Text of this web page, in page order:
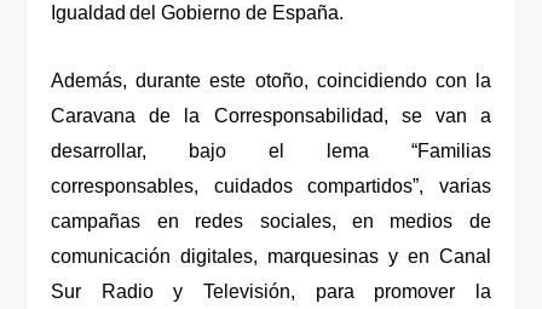
Igualdad del Gobierno de España.
Además, durante este otoño, coincidiendo con la
Caravana de la Corresponsabilidad, se van a
desarrollar, bajo el lema “Familias
corresponsables, cuidados compartidos”, varias
campañas en redes sociales, en medios de
comunicación digitales, marquesinas y en Canal
Sur Radio y Televisión, para promover la